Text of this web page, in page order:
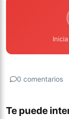
0 comentarios
Te puede